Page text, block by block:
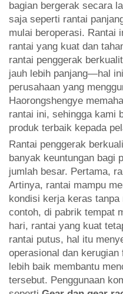
bagian bergerak secara
saja seperti rantai
mulai beroperasi. Rantai
rantai yang kuat dan
rantai penggerak
jauh lebih panjang—hal
perusahaan yang
Haorongshengye
rantai ini, sehingga kami
produk terbaik kepada
Rantai penggerak
banyak keuntungan bagi
jumlah besar. Pertama,
Artinya, rantai mampu
kondisi kerja keras tanpa
contoh, di pabrik tempat
hari, rantai yang kuat
rantai putus, hal itu
operasional dan
lebih baik membantu
tersebut. Penggunaan